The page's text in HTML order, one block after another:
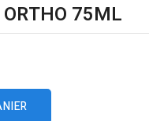
75ML